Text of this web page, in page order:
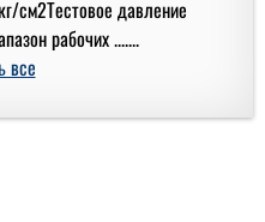
см2Тестовое давление
рабочих .......
все